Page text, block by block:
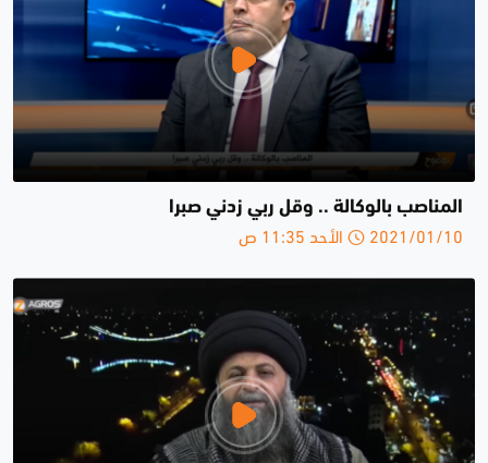
المناصب بالوكالة .. وقل ربي زدني صبرا
2021/01/10 الأحد 11:35 ص